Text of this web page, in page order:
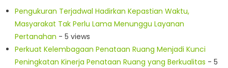
Pengukuran Terjadwal Hadirkan Kepastian Waktu,
Masyarakat Tak Perlu Lama Menunggu Layanan
Pertanahan - 5 views
Perkuat Kelembagaan Penataan Ruang Menjadi Kunci
Peningkatan Kinerja Penataan Ruang yang Berkualitas - 5